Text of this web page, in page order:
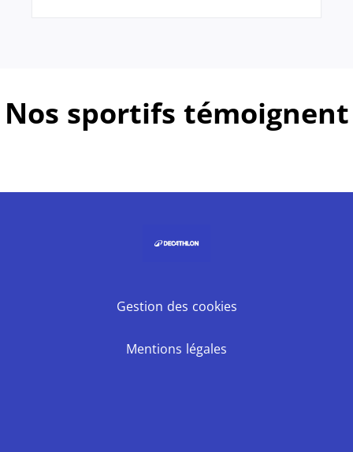
Nos sportifs témoignent
Gestion des cookies
Mentions légales